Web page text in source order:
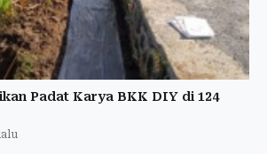
Padat Karya BKK DIY di 124